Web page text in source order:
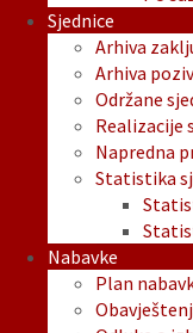
Sjednice
Arhiva
Arhiva
Održane
Realizacije
Napredna
Statistika
Nabavke
Plan